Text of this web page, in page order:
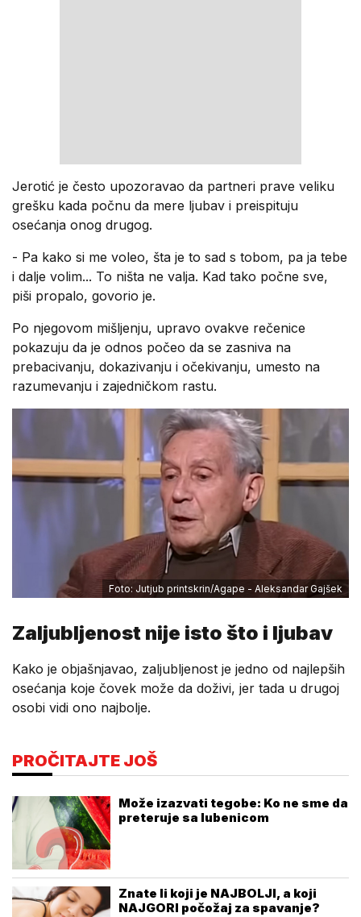
Jerotić je često upozoravao da partneri prave veliku
grešku kada počnu da mere ljubav i preispituju
osećanja onog drugog.
- Pa kako si me voleo, šta je to sad s tobom, pa ja tebe
i dalje volim... To ništa ne valja. Kad tako počne sve,
piši propalo, govorio je.
Po njegovom mišljenju, upravo ovakve rečenice
pokazuju da je odnos počeo da se zasniva na
prebacivanju, dokazivanju i očekivanju, umesto na
razumevanju i zajedničkom rastu.
Foto: Jutjub printskrin/Agape - Aleksandar Gajšek
Zaljubljenost nije isto što i ljubav
Kako je objašnjavao, zaljubljenost je jedno od najlepših
osećanja koje čovek može da doživi, jer tada u drugoj
osobi vidi ono najbolje.
PROČITAJTE JOŠ
Može izazvati tegobe: Ko ne sme da
preteruje sa lubenicom
Znate li koji je NAJBOLJI, a koji
NAJGORI počožaj za spavanje?